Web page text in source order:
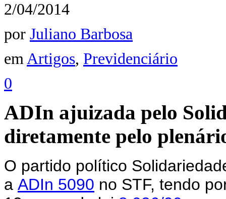
2/04/2014
por Juliano Barbosa
emArtigos, Previdenciário
0
ADIn ajuizada pelo
diretamente pelo
O partido político
a ADIn 5090 no STF, tendo